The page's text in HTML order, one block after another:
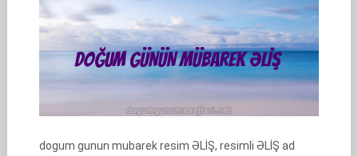
dogum gunun mubarek resim ƏLİŞ, resimli ƏLİŞ ad